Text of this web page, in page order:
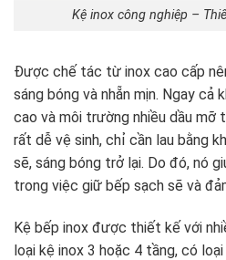
Kệ inox công nghiệp –
Được chế tác từ inox cao cấp
sáng bóng và nhẵn mịn. Ngay cả
cao và môi trường nhiều dầu mỡ
rất dễ vệ sinh, chỉ cần lau bằng
sẽ, sáng bóng trở lại. Do đó, nó
trong việc giữ bếp sạch sẽ và
Kệ bếp inox được thiết kế với
loại kệ inox 3 hoặc 4 tầng, có